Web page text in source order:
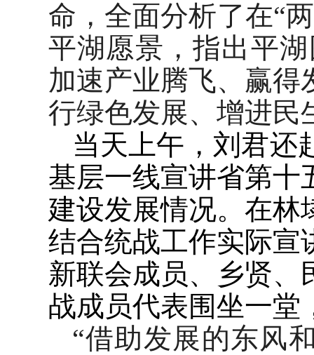
命，全面分析了在“
平湖愿景，指出平湖
加速产业腾飞、赢得
行绿色发展、增进民
当天上午，刘君还
基层一线宣讲省第十
建设发展情况。在林
结合统战工作实际宣
新联会成员、乡贤、
战成员代表围坐一堂
“借助发展的东风